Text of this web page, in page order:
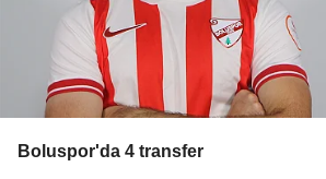
Boluspor'da 4 transfer